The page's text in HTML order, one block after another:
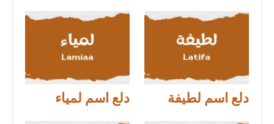
دلع اسم لطيفة دلع اسم لمياء